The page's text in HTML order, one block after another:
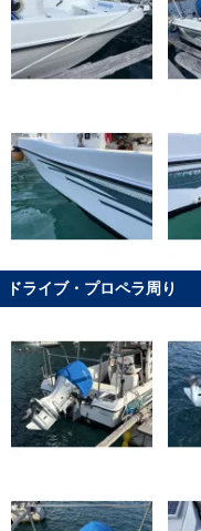
ドライブ・プロペラ周り